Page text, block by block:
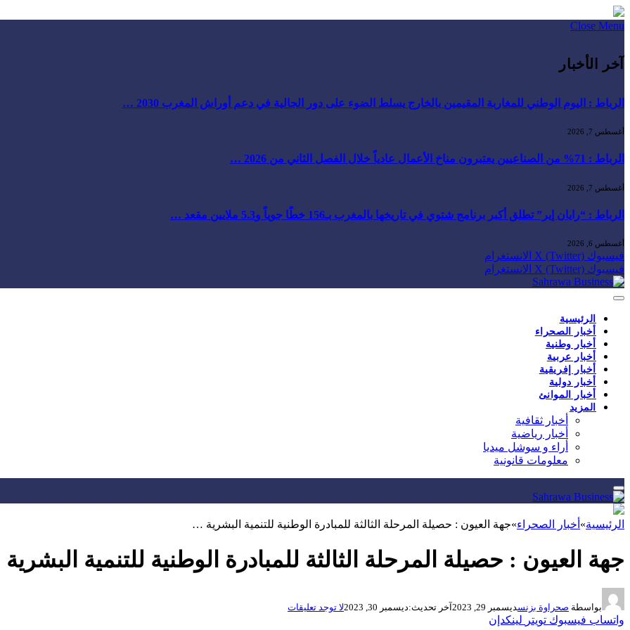
Close Menu
آخر الأخبار
الرباط : اليوم الوطني للمغاربة المقيمين بالخارج يسلط الضوء على دور الجالية في دعم أوراش المغرب 2030 …
أغسطس 7, 2026
الرباط : 71% من الصناعيين يعتبرون مناخ الأعمال عادياً خلال الفصل الثاني من 2026 …
أغسطس 7, 2026
الرباط : “رايان إير” تطلق أكبر برنامج شتوي في تاريخها بالمغرب بـ156 خطًا جوياً و5.3 ملايين مقعد …
أغسطس 6, 2026
فيسبوك X (Twitter) الانستغرام
فيسبوك X (Twitter) الانستغرام
الرئيسية
أخبار الصحراء
أخبار وطنية
أخبار عربية
أخبار إفريقية
أخبار دولية
أخبار الموانئ
المزيد
أخبار ثقافية
أخبار رياضية
أراء و سوشل ميديا
معلومات قانونية
الرئيسية» أخبار الصحراء»جهة العيون : حصيلة المرحلة الثالثة للمبادرة الوطنية للتنمية البشرية …
جهة العيون : حصيلة المرحلة الثالثة للمبادرة الوطنية للتنمية
بواسطة صحراوة بزنسديسمبر 29, 2023 آخر تحديث:ديسمبر 30, 2023 لا توجد تعليقات
واتساب فيسبوك تويتر لينكدإن